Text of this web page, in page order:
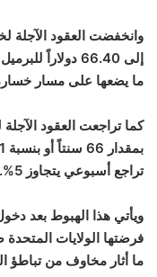
ما يضعها على مسار خسارة
كما تراجعت العقود
تراجع أسبوعي يتجاوز 5%.
ويأتي هذا الهبوط بعد
فرضتها الولايات المتحدة
ما أثار مخاوف من تباطؤ